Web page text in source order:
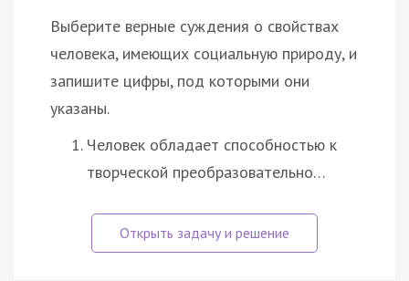
Выберите верные суждения о свойствах
человека, имеющих социальную природу, и
запишите цифры, под которыми они
указаны.
Человек обладает способностью к
творческой преобразовательно…